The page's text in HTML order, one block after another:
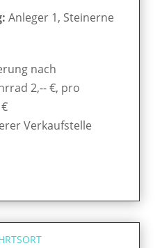
Anleger 1, Steinerne
nach
2,-- €, pro
Verkaufstelle